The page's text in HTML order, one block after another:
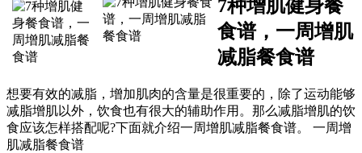
7种增肌健身餐
食谱，一周增肌
减脂餐食谱
想要有效的减脂，增加肌肉的含量是很重要的，除了运动能够
减脂增肌以外，饮食也有很大的辅助作用。那么减脂增肌的饮
食应该怎样搭配呢?下面就介绍一周增肌减脂餐食谱。 一周增
肌减脂餐食谱